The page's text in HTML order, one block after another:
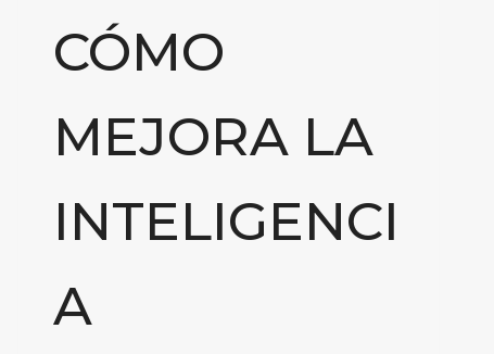
CÓMO
MEJORA LA
INTELIGENCI
A